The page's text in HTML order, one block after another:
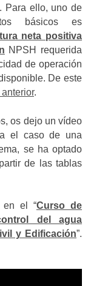
. Para ello, uno de
básicos es
neta positiva
NPSH requerida
de operación
De este
.
os dejo un vídeo
el caso de una
se ha optado
de las tablas
en el “Curso de
del agua
y Edificación”.